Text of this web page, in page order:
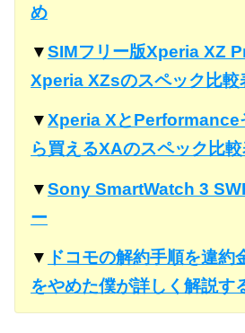
め
▼SIMフリー版Xperia XZ
Xperia XZsのスペック比較
▼Xperia XとPerformance
ら買えるXAのスペック比
▼Sony SmartWatch 3
ー
▼
ドコモの解約手順を違
をやめた僕が詳しく解説す